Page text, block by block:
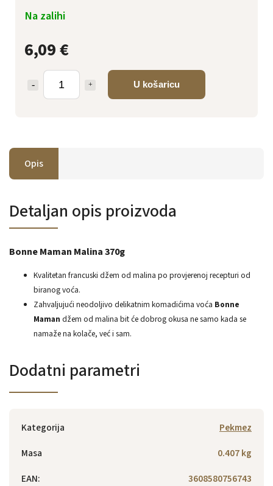
6,09 €
U košaricu
Na zalihi
Opis
Detaljan opis proizvoda
Bonne Maman Malina 370g
Kvalitetan francuski džem od malina po provjerenoj recepturi od
biranog voća.
Zahvaljujući neodoljivo delikatnim komadićima voća Bonne
Maman džem od malina bit će dobrog okusa ne samo kada se
namaže na kolače, već i sam.
Dodatni parametri
Kategorija
Pekmez
Masa
0.407 kg
EAN: 3608580756743